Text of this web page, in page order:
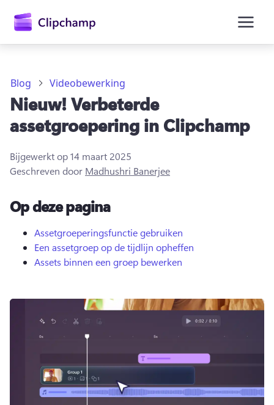
Aanmelden
Gratis uitproberen
Blog Videobewerking
Nieuw! Verbeterde
assetgroepering in Clipchamp
Bijgewerkt op14 maart 2025
Geschreven door Madhushri Banerjee
Op deze pagina
Assetgroeperingsfunctie gebruiken
Een assetgroep op de tijdlijn opheffen
Assets binnen een groep bewerken